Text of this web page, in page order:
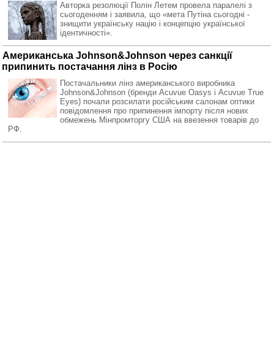
Авторка резолюції Полін Летем провела паралелі з
сьогоденням і заявила, що «мета Путіна сьогодні -
знищити українську націю і концепцію української
ідентичності».
Американська Johnson&Johnson через санкції
припинить постачання лінз в Росію
Постачальники лінз американського виробника
Johnson&Johnson (бренди Acuvue Oasys і Acuvue True
Eyes) почали розсилати російським салонам оптики
повідомлення про припинення імпорту після нових
обмежень Мінпромторгу США на ввезення товарів до
РФ.